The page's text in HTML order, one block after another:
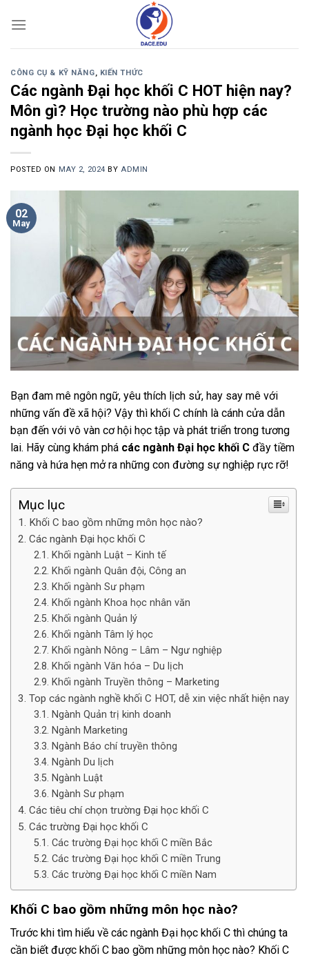
CÔNG CỤ & KỸ NĂNG, KIẾN THỨC
Các ngành Đại học khối C HOT hiện nay?
Môn gì? Học trường nào phù hợp các
ngành học Đại học khối C
POSTED ON MAY 2, 2024 BY ADMIN
02
May
Bạn đam mê ngôn ngữ, yêu thích lịch sử, hay say mê với
những vấn đề xã hội? Vậy thì khối C chính là cánh cửa dẫn
bạn đến với vô vàn cơ hội học tập và phát triển trong tương
lai. Hãy cùng khám phá các ngành Đại học khối C đầy tiềm
năng và hứa hẹn mở ra những con đường sự nghiệp rực rỡ!
Mục lục
Khối C bao gồm những môn học nào?
Các ngành Đại học khối C
Khối ngành Luật – Kinh tế
Khối ngành Quân đội, Công an
Khối ngành Sư phạm
Khối ngành Khoa học nhân văn
Khối ngành Quản lý
Khối ngành Tâm lý học
Khối ngành Nông – Lâm – Ngư nghiệp
Khối ngành Văn hóa – Du lịch
Khối ngành Truyền thông – Marketing
Top các ngành nghề khối C HOT, dễ xin việc nhất hiện nay
Ngành Quản trị kinh doanh
Ngành Marketing
Ngành Báo chí truyền thông
Ngành Du lịch
Ngành Luật
Ngành Sư phạm
Các tiêu chí chọn trường Đại học khối C
Các trường Đại học khối C
Các trường Đại học khối C miền Bắc
Các trường Đại học khối C miền Trung
Các trường Đại học khối C miền Nam
Khối C bao gồm những môn học nào?
Trước khi tìm hiểu về các ngành Đại học khối C thì chúng ta
cần biết được khối C bao gồm những môn học nào? Khối C